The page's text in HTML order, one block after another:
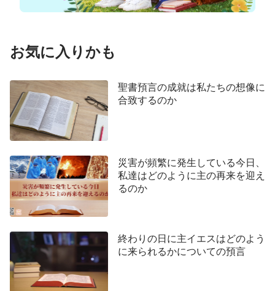
延びる機会を得ることができるのです。
どのように主を迎えればよいのでしょうか。実は、
主イエスはすでにその道を教えてくださっているの
です。主イエスは言われました：「
戸の外に立って、たたいている。だれでもわたしの
声を聞いて戸をあけるなら、わたしはその中にはい
って彼と食を共にし、彼もまたわたしと食を共にす
るであろう。」（ヨハネの黙示録3：20）；「
に、『さあ、花婿だ、迎えに出なさい』と叫ぶ声が
の羊はわたしの声に聞き従う。わたしは彼らを知っ
ており、彼らはわたしについて来る。
よる福音書10：27）終わりの日、主が戻られると
お気に入りかも
聖書預言の成就は私たちの想像に
合致するのか
災害が頻繁に発生している今日、
私達はどのように主の再来を迎え
るのか
終わりの日に主イエスはどのよう
に来られるかについての預言